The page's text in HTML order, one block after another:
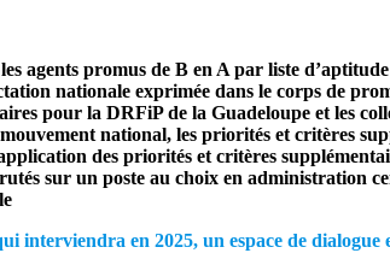
agents promus de B en A par liste
nationale exprimée dans le corps de
pour la DRFiP de la Guadeloupe et les
national, les priorités et critères
des priorités et critères
sur un poste au choix en administration
interviendra en 2025, un espace de